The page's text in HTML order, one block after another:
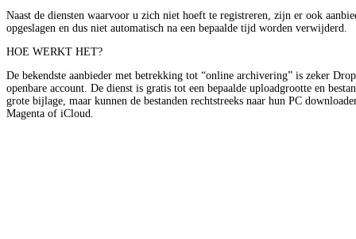
Naast de diensten waarvoor u zich niet hoeft te registreren, zijn er ook
opgeslagen en dus niet automatisch na een bepaalde tijd worden verwijderd.
HOE WERKT HET?
De bekendste aanbieder met betrekking tot “online archivering” is zeker
openbare account. De dienst is gratis tot een bepaalde uploadgrootte en
grote bijlage, maar kunnen de bestanden rechtstreeks naar hun PC
Magenta of iCloud.